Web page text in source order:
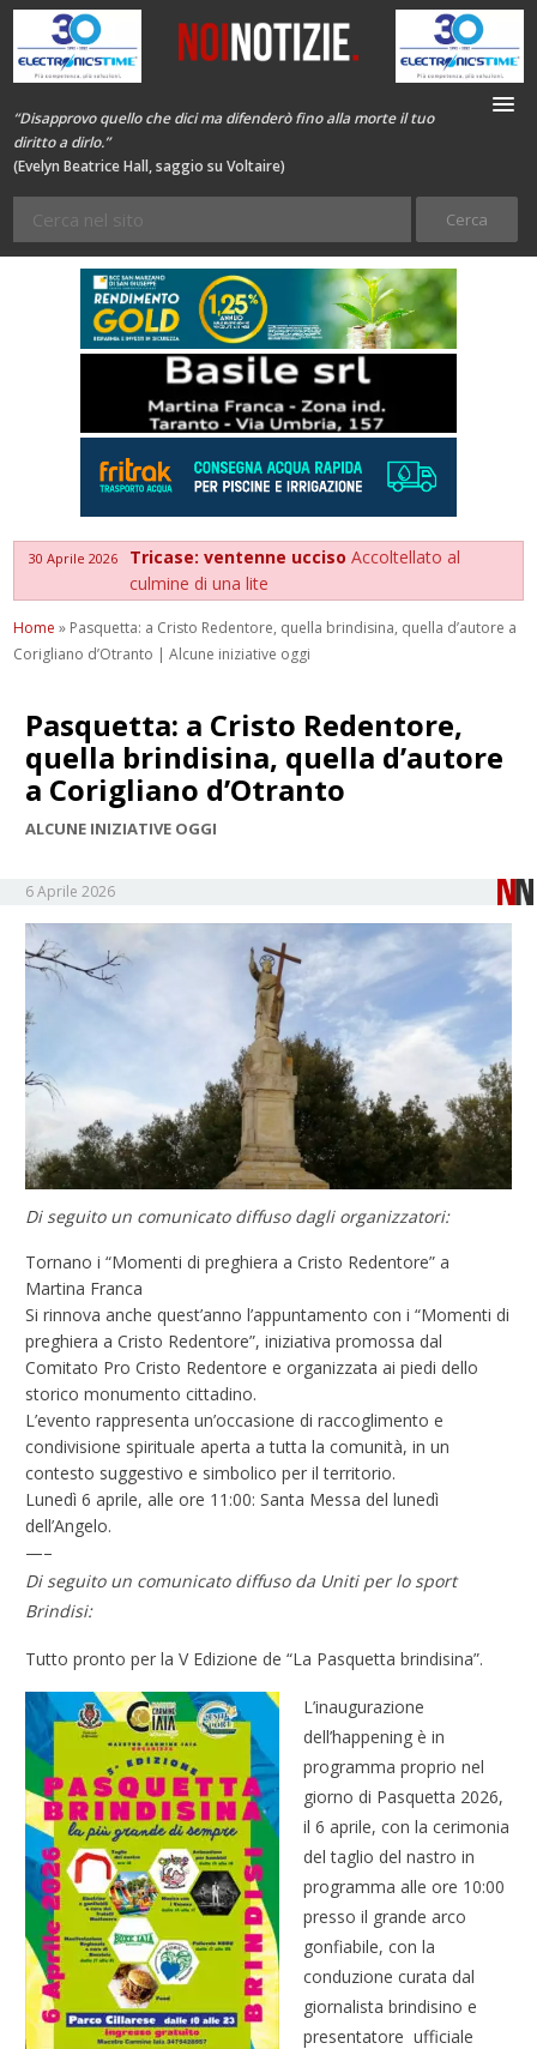
“Disapprovo quello che dici ma difenderò fino alla morte il tuo
diritto a dirlo.”
(Evelyn Beatrice Hall, saggio su Voltaire)
30 Aprile 2026 Tricase: ventenne uccisoAccoltellato al
culmine di una lite
Home » Pasquetta: a Cristo Redentore, quella brindisina, quella d’autore a
Corigliano d’Otranto | Alcune iniziative oggi
Pasquetta: a Cristo Redentore,
quella brindisina, quella d’autore
a Corigliano d’Otranto
ALCUNE INIZIATIVE OGGI
6 Aprile 2026
Di seguito un comunicato diffuso dagli organizzatori:
Tornano i “Momenti di preghiera a Cristo Redentore” a
Martina Franca
Si rinnova anche quest’anno l’appuntamento con i “Momenti di
preghiera a Cristo Redentore”, iniziativa promossa dal
Comitato Pro Cristo Redentore e organizzata ai piedi dello
storico monumento cittadino.
L’evento rappresenta un’occasione di raccoglimento e
condivisione spirituale aperta a tutta la comunità, in un
contesto suggestivo e simbolico per il territorio.
Lunedì 6 aprile, alle ore 11:00: Santa Messa del lunedì
dell’Angelo.
—–
Di seguito un comunicato diffuso da Uniti per lo sport
Brindisi:
Tutto pronto per la V Edizione de “La Pasquetta brindisina”.
L’inaugurazione
dell’happening è in
programma proprio nel
giorno di Pasquetta 2026,
il 6 aprile, con la cerimonia
del taglio del nastro in
programma alle ore 10:00
presso il grande arco
gonfiabile, con la
conduzione curata dal
giornalista brindisino e
presentatore ufficiale